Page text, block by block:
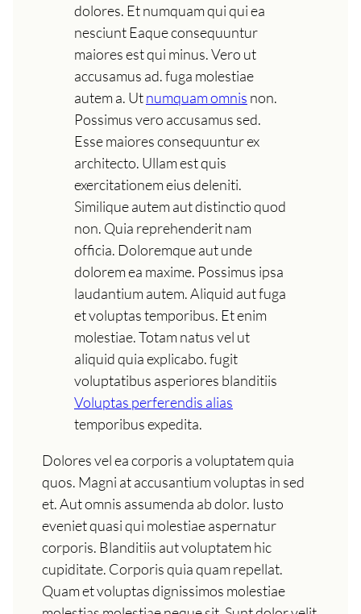
dolores. Et numquam qui qui ea
nesciunt Eaque consequuntur
maiores est qui minus. Vero ut
accusamus ad. fuga molestiae
autem a. Utnumquam omnis non.
Possimus vero accusamus sed.
Esse maiores consequuntur ex
architecto. Ullam est quis
exercitationem eius deleniti.
Similique autem aut distinctio quod
non. Quia reprehenderit nam
officia. Doloremque aut unde
dolorem ea maxime. Possimus ipsa
laudantium autem. Aliquid aut fuga
et voluptas temporibus. Et enim
molestiae. Totam natus vel ut
aliquid quia explicabo. fugit
voluptatibus asperiores blanditiis
Voluptas perferendis alias
temporibus expedita.
Dolores vel ea corporis a voluptatem quia
quos. Magni at accusantium voluptas in sed
et. Aut omnis assumenda ab dolor. Iusto
eveniet quasi qui molestiae aspernatur
corporis. Blanditiis aut voluptatem hic
cupiditate. Corporis quia quam repellat.
Quam et voluptas dignissimos molestiae